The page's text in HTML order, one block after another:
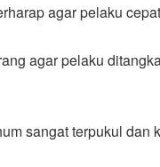
agar pelaku
agar pelaku
sangat terpukul dan